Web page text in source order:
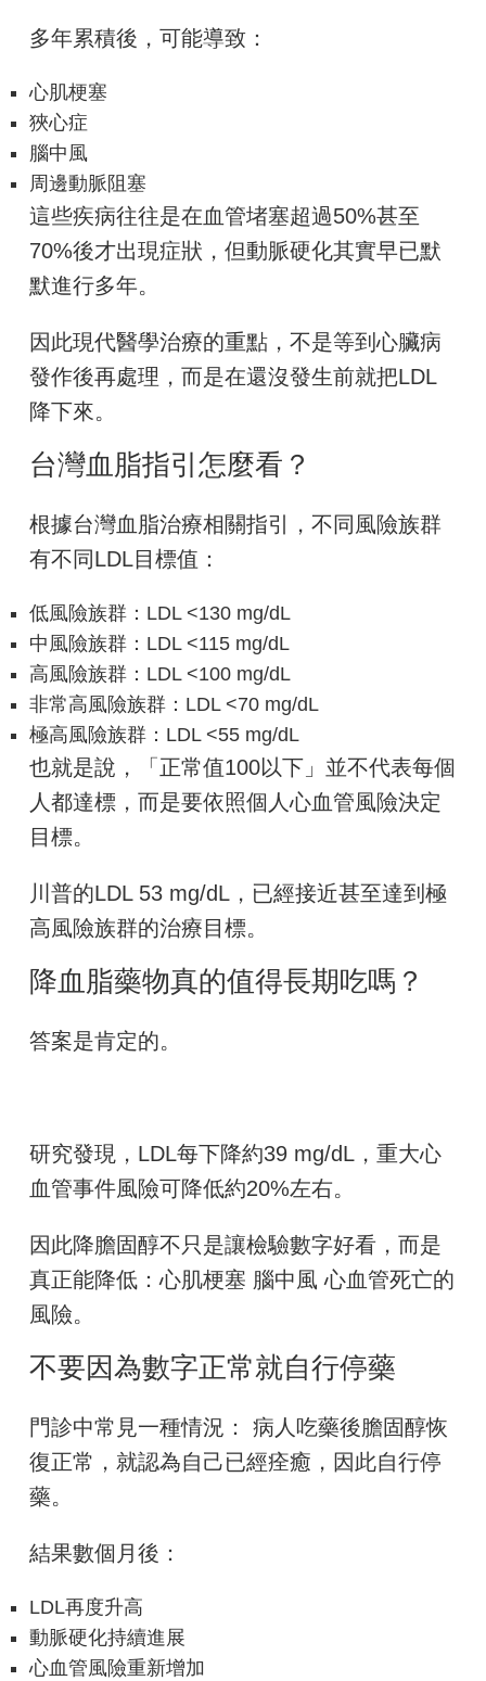
多年累積後，可能導致：
心肌梗塞
狹心症
腦中風
周邊動脈阻塞
這些疾病往往是在血管堵塞超過50%甚至
70%後才出現症狀，但動脈硬化其實早已默
默進行多年。
因此現代醫學治療的重點，不是等到心臟病
發作後再處理，而是在還沒發生前就把LDL
降下來。
台灣血脂指引怎麼看？
根據台灣血脂治療相關指引，不同風險族群
有不同LDL目標值：
低風險族群：LDL <130 mg/dL
中風險族群：LDL <115 mg/dL
高風險族群：LDL <100 mg/dL
非常高風險族群：LDL <70 mg/dL
極高風險族群：LDL <55 mg/dL
也就是說，「正常值100以下」並不代表每個
人都達標，而是要依照個人心血管風險決定
目標。
川普的LDL 53 mg/dL，已經接近甚至達到極
高風險族群的治療目標。
降血脂藥物真的值得長期吃嗎？
答案是肯定的。
研究發現，LDL每下降約39 mg/dL，重大心
血管事件風險可降低約20%左右。
因此降膽固醇不只是讓檢驗數字好看，而是
真正能降低：心肌梗塞 腦中風 心血管死亡的
風險。
不要因為數字正常就自行停藥
門診中常見一種情況： 病人吃藥後膽固醇恢
復正常，就認為自己已經痊癒，因此自行停
藥。
結果數個月後：
LDL再度升高
動脈硬化持續進展
心血管風險重新增加